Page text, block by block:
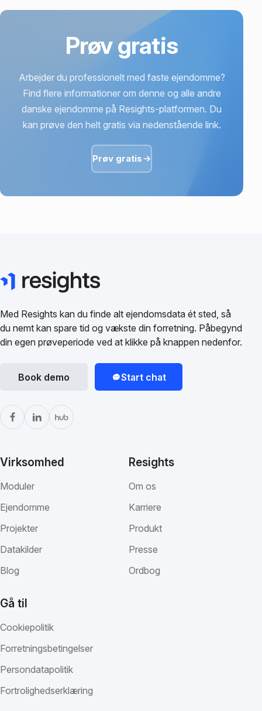
Prøv gratis
Arbejder du professionelt med faste ejendomme?
Find flere informationer om denne og alle andre
danske ejendomme på Resights-platformen. Du
kan prøve den helt gratis via nedenstående link.
Prøv gratis
Med Resights kan du finde alt ejendomsdata ét sted, så
du nemt kan spare tid og vækste din forretning. Påbegynd
din egen prøveperiode ved at klikke på knappen nedenfor.
Book demo Start chat
Virksomhed
Moduler
Ejendomme
Projekter
Datakilder
Blog
Resights
Om os
Karriere
Produkt
Presse
Ordbog
Gå til
Cookiepolitik
Forretningsbetingelser
Persondatapolitik
Fortrolighedserklæring